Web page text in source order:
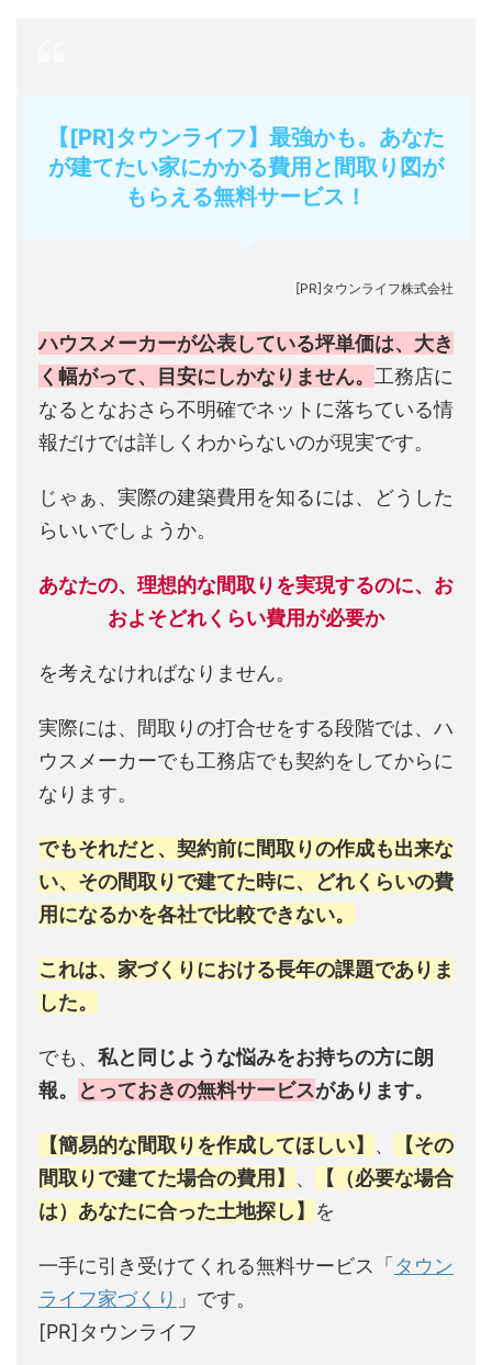
【[PR]タウンライフ】最強かも。あなた
が建てたい家にかかる費用と間取り図が
もらえる無料サービス！
[PR]タウンライフ株式会社
ハウスメーカーが公表している坪単価は、大き
く幅がって、目安にしかなりません。 工務店に
なるとなおさら不明確でネットに落ちている情
報だけでは詳しくわからないのが現実です。
じゃぁ、実際の建築費用を知るには、どうした
らいいでしょうか。
あなたの、理想的な間取りを実現するのに、お
およそどれくらい費用が必要か
を考えなければなりません。
実際には、間取りの打合せをする段階では、ハ
ウスメーカーでも工務店でも契約をしてからに
なります。
でもそれだと、契約前に間取りの作成も出来な
い、その間取りで建てた時に、どれくらいの費
用になるかを各社で比較できない。
これは、家づくりにおける長年の課題でありま
した。
でも、 私と同じような悩みをお持ちの方に朗
報。
とっておきの無料サービスがあります。
【簡易的な間取りを作成してほしい】 、
【その
間取りで建てた場合の費用】 、
【（必要な場合
は）あなたに合った土地探し】 を
一手に引き受けてくれる無料サービス「 タウン
ライフ家づくり 」です。
[PR]タウンライフ